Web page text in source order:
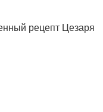
рецепт Цезаря